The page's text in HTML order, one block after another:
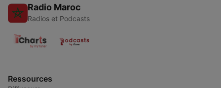
Radio Maroc
Radios et Podcasts
Ressources